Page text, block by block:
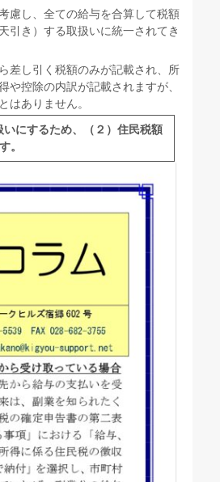
慮し、全ての給与を合算して税額
引き）する取扱いに統一されてき
差し引く税額のみが記載され、所
控除の内訳が記載されますが、
ありません。
にするため、（２）住民税額
。